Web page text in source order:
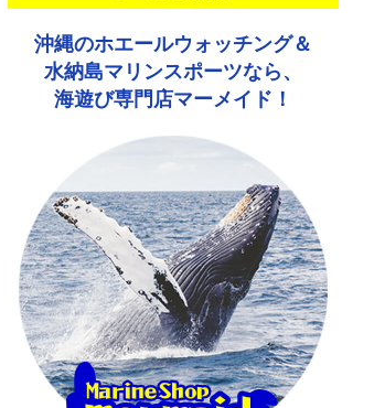
沖縄のホエールウォッチング＆
水納島マリンスポーツなら、
海遊び専門店マーメイド！